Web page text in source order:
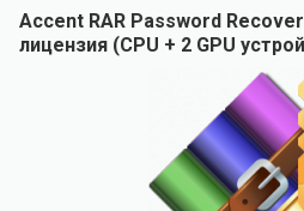
Accent RAR Password
лицензия (CPU + 2 GPU